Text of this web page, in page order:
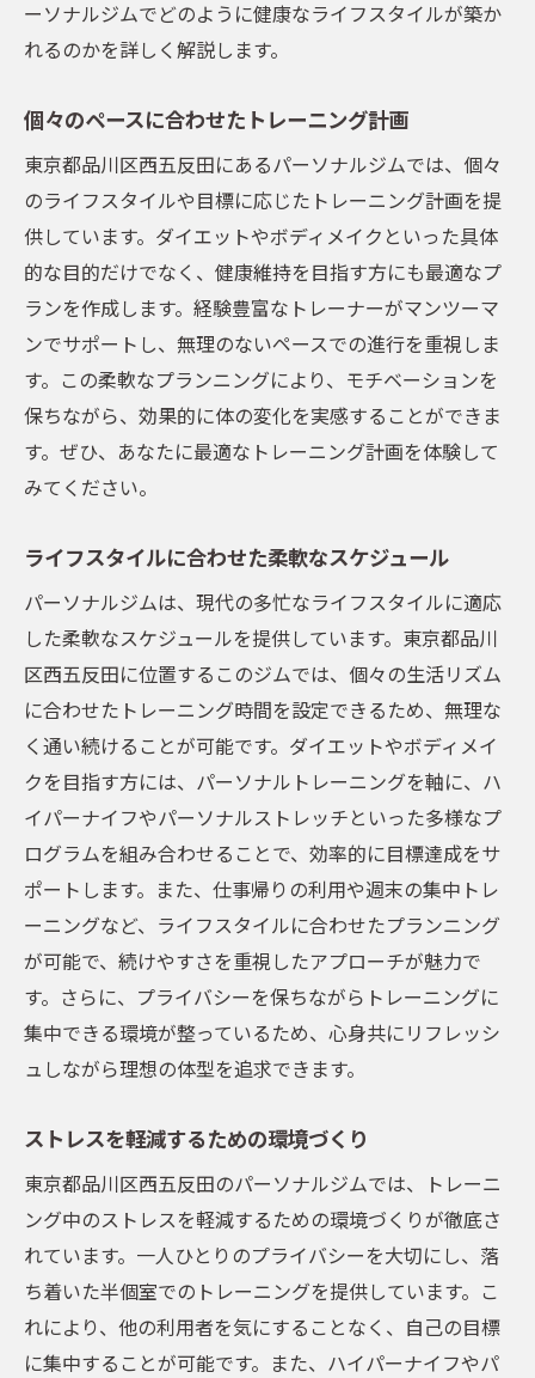
ーソナルジムでどのように健康なライフスタイルが築か
れるのかを詳しく解説します。
個々のペースに合わせたトレーニング計画
東京都品川区西五反田にあるパーソナルジムでは、個々
のライフスタイルや目標に応じたトレーニング計画を提
供しています。ダイエットやボディメイクといった具体
的な目的だけでなく、健康維持を目指す方にも最適なプ
ランを作成します。経験豊富なトレーナーがマンツーマ
ンでサポートし、無理のないペースでの進行を重視しま
す。この柔軟なプランニングにより、モチベーションを
保ちながら、効果的に体の変化を実感することができま
す。ぜひ、あなたに最適なトレーニング計画を体験して
みてください。
ライフスタイルに合わせた柔軟なスケジュール
パーソナルジムは、現代の多忙なライフスタイルに適応
した柔軟なスケジュールを提供しています。東京都品川
区西五反田に位置するこのジムでは、個々の生活リズム
に合わせたトレーニング時間を設定できるため、無理な
く通い続けることが可能です。ダイエットやボディメイ
クを目指す方には、パーソナルトレーニングを軸に、ハ
イパーナイフやパーソナルストレッチといった多様なプ
ログラムを組み合わせることで、効率的に目標達成をサ
ポートします。また、仕事帰りの利用や週末の集中トレ
ーニングなど、ライフスタイルに合わせたプランニング
が可能で、続けやすさを重視したアプローチが魅力で
す。さらに、プライバシーを保ちながらトレーニングに
集中できる環境が整っているため、心身共にリフレッシ
ュしながら理想の体型を追求できます。
ストレスを軽減するための環境づくり
東京都品川区西五反田のパーソナルジムでは、トレーニ
ング中のストレスを軽減するための環境づくりが徹底さ
れています。一人ひとりのプライバシーを大切にし、落
ち着いた半個室でのトレーニングを提供しています。こ
れにより、他の利用者を気にすることなく、自己の目標
に集中することが可能です。また、ハイパーナイフやパ